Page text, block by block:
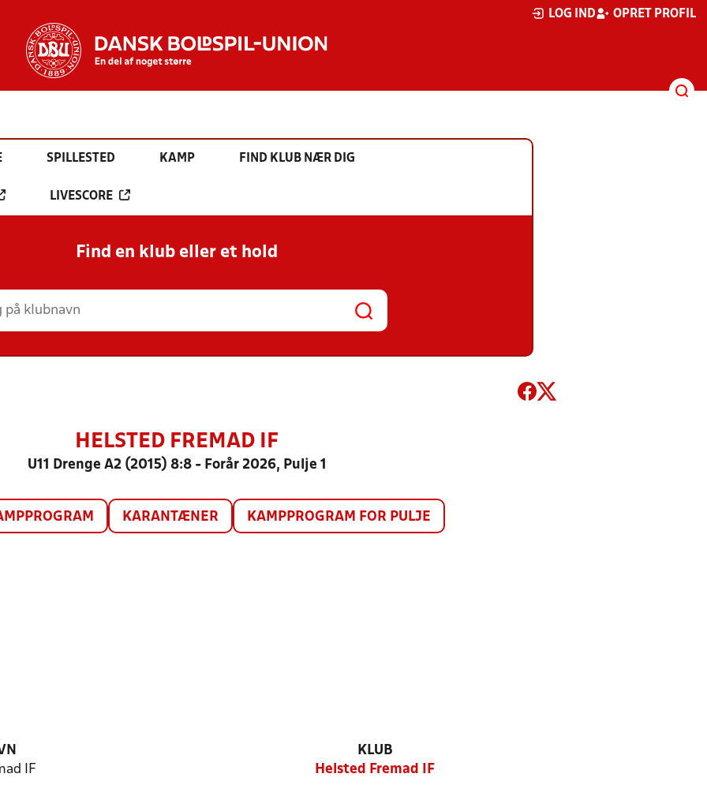
LOG IND OPRET PROFIL
SPILLESTED KAMP FIND KLUB NÆR DIG
LIVESCORE
Find en klub eller et hold
HELSTED FREMAD IF
U11 Drenge A2 (2015) 8:8 - Forår 2026, Pulje 1
KARANTÆNER KAMPPROGRAM FOR PULJE
IF
KLUB
Helsted Fremad IF